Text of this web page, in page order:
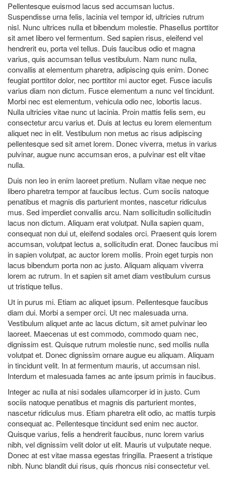
Pellentesque euismod lacus sed accumsan luctus.
Suspendisse urna felis, lacinia vel tempor id, ultricies rutrum
nisl. Nunc ultrices nulla et bibendum molestie. Phasellus porttitor
sit amet libero vel fermentum. Sed sapien risus, eleifend vel
hendrerit eu, porta vel tellus. Duis faucibus odio et magna
varius, quis accumsan tellus vestibulum. Nam nunc nulla,
convallis at elementum pharetra, adipiscing quis enim. Donec
feugiat porttitor dolor, nec porttitor mi auctor eget. Fusce iaculis
varius diam non dictum. Fusce elementum a nunc vel tincidunt.
Morbi nec est elementum, vehicula odio nec, lobortis lacus.
Nulla ultricies vitae nunc ut lacinia. Proin mattis felis sem, eu
consectetur arcu varius et. Duis at lectus eu lorem elementum
aliquet nec in elit. Vestibulum non metus ac risus adipiscing
pellentesque sed sit amet lorem. Donec viverra, metus in varius
pulvinar, augue nunc accumsan eros, a pulvinar est elit vitae
nulla.
Duis non leo in enim laoreet pretium. Nullam vitae neque nec
libero pharetra tempor at faucibus lectus. Cum sociis natoque
penatibus et magnis dis parturient montes, nascetur ridiculus
mus. Sed imperdiet convallis arcu. Nam sollicitudin sollicitudin
lacus non dictum. Aliquam erat volutpat. Nulla sapien quam,
consequat non dui ut, eleifend sodales orci. Praesent quis lorem
accumsan, volutpat lectus a, sollicitudin erat. Donec faucibus mi
in sapien volutpat, ac auctor lorem mollis. Proin eget turpis non
lacus bibendum porta non ac justo. Aliquam aliquam viverra
lorem ac rutrum. In et sapien sit amet diam vestibulum cursus
ut tristique tellus.
Ut in purus mi. Etiam ac aliquet ipsum. Pellentesque faucibus
diam dui. Morbi a semper orci. Ut nec malesuada urna.
Vestibulum aliquet ante ac lacus dictum, sit amet pulvinar leo
laoreet. Maecenas ut est commodo, commodo quam nec,
dignissim est. Quisque rutrum molestie nunc, sed mollis nulla
volutpat et. Donec dignissim ornare augue eu aliquam. Aliquam
in tincidunt velit. In at fermentum mauris, ut accumsan nisl.
Interdum et malesuada fames ac ante ipsum primis in faucibus.
Integer ac nulla at nisi sodales ullamcorper id in justo. Cum
sociis natoque penatibus et magnis dis parturient montes,
nascetur ridiculus mus. Etiam pharetra elit odio, ac mattis turpis
consequat ac. Pellentesque tincidunt sed enim nec auctor.
Quisque varius, felis a hendrerit faucibus, nunc lorem varius
nibh, vel dignissim velit dolor ut elit. Mauris ut vulputate neque.
Donec at est vitae massa egestas fringilla. Praesent a tristique
nibh. Nunc blandit dui risus, quis rhoncus nisi consectetur vel.